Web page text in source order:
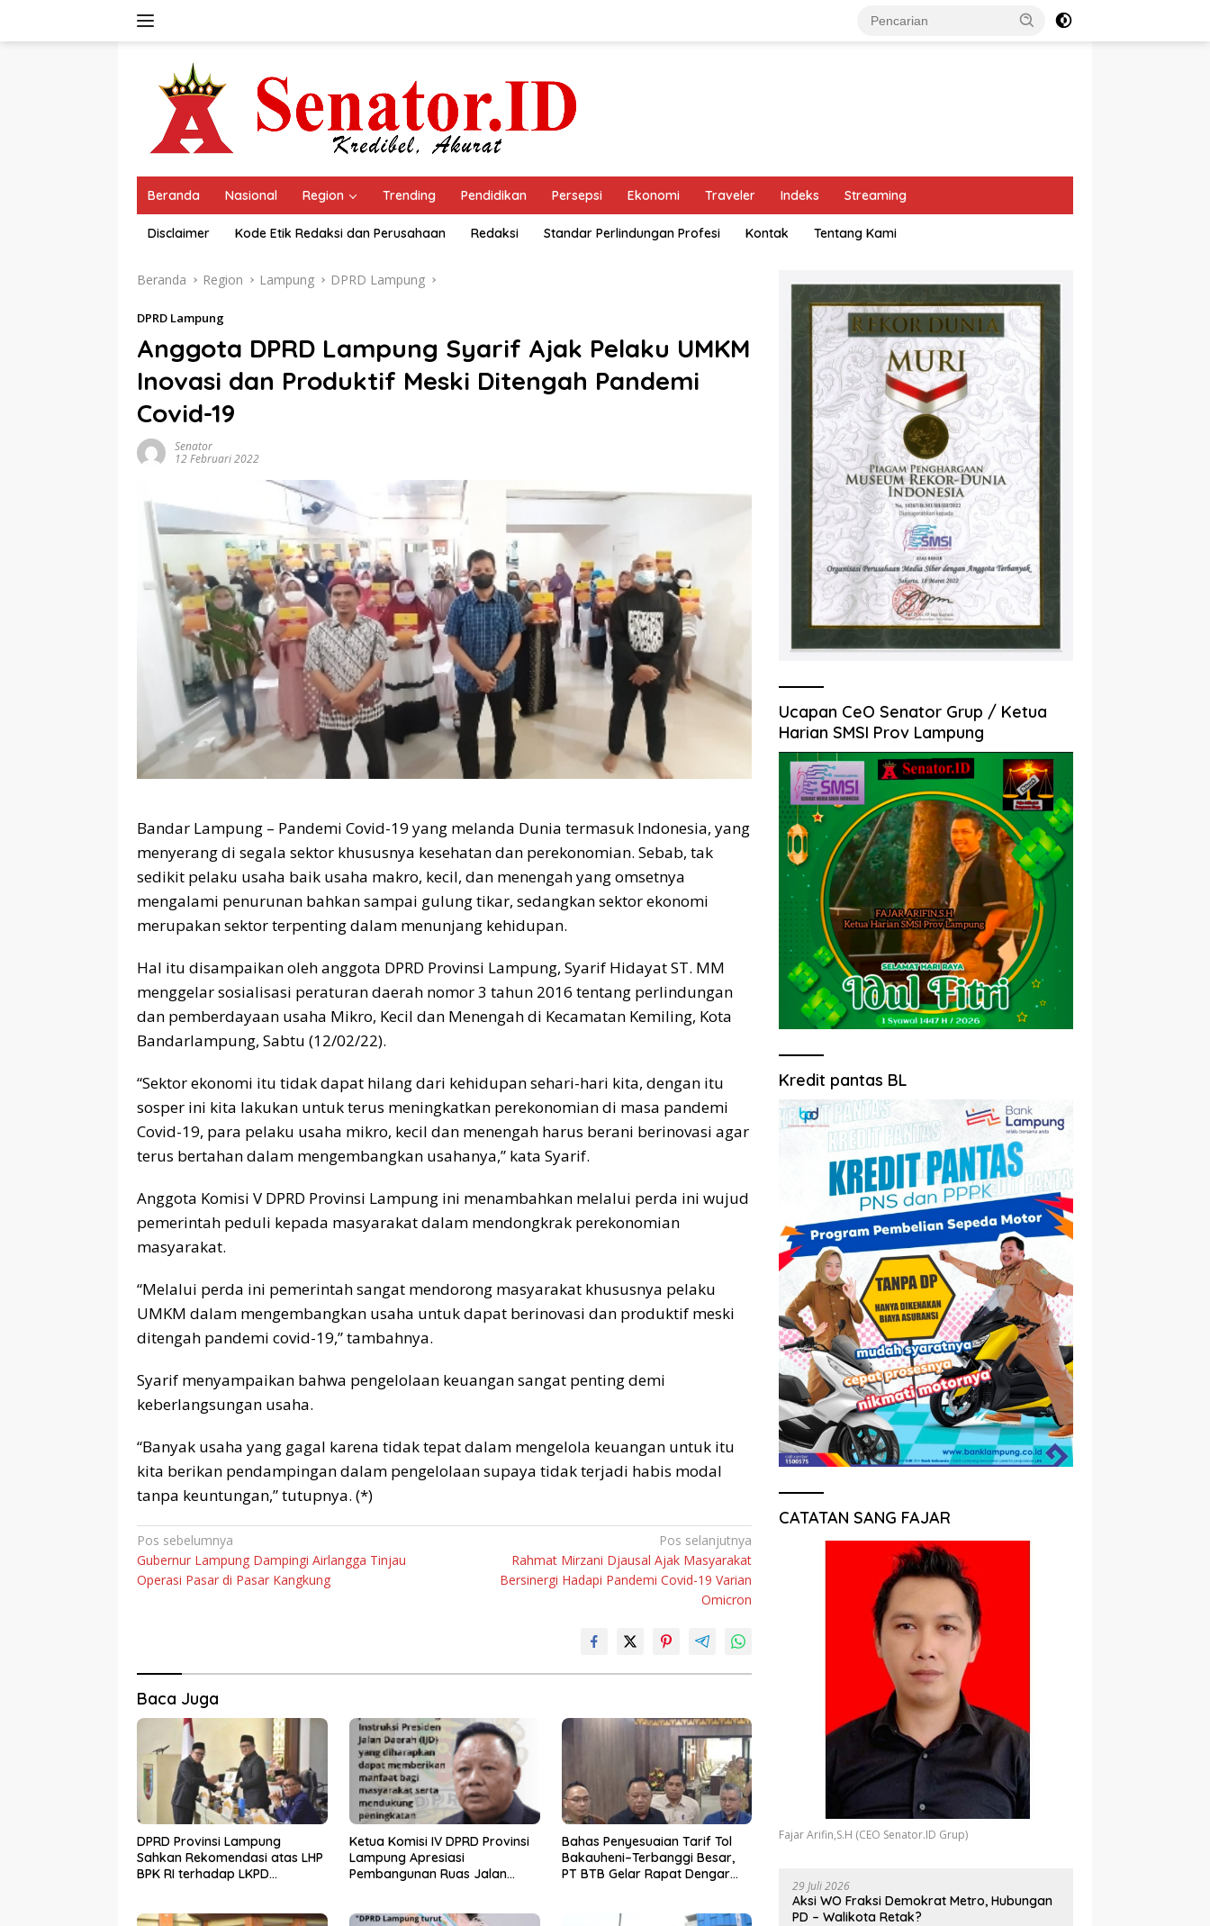
Beranda Nasional Region Trending Pendidikan Persepsi Ekonomi Traveler Indeks Streaming
Disclaimer Kode Etik Redaksi dan Perusahaan Redaksi Standar Perlindungan Profesi Kontak Tentang Kami
Beranda Region Lampung DPRD Lampung
DPRD Lampung
Anggota DPRD Lampung Syarif Ajak Pelaku UMKM
Inovasi dan Produktif Meski Ditengah Pandemi
Covid-19
Senator
12 Februari 2022
Bandar Lampung – Pandemi Covid-19 yang melanda Dunia termasuk Indonesia, yang
menyerang di segala sektor khususnya kesehatan dan perekonomian. Sebab, tak
sedikit pelaku usaha baik usaha makro, kecil, dan menengah yang omsetnya
mengalami penurunan bahkan sampai gulung tikar, sedangkan sektor ekonomi
merupakan sektor terpenting dalam menunjang kehidupan.
Hal itu disampaikan oleh anggota DPRD Provinsi Lampung, Syarif Hidayat ST. MM
menggelar sosialisasi peraturan daerah nomor 3 tahun 2016 tentang perlindungan
dan pemberdayaan usaha Mikro, Kecil dan Menengah di Kecamatan Kemiling, Kota
Bandarlampung, Sabtu (12/02/22).
“Sektor ekonomi itu tidak dapat hilang dari kehidupan sehari-hari kita, dengan itu
sosper ini kita lakukan untuk terus meningkatkan perekonomian di masa pandemi
Covid-19, para pelaku usaha mikro, kecil dan menengah harus berani berinovasi agar
terus bertahan dalam mengembangkan usahanya,” kata Syarif.
Anggota Komisi V DPRD Provinsi Lampung ini menambahkan melalui perda ini wujud
pemerintah peduli kepada masyarakat dalam mendongkrak perekonomian
masyarakat.
“Melalui perda ini pemerintah sangat mendorong masyarakat khususnya pelaku
UMKM dalam mengembangkan usaha untuk dapat berinovasi dan produktif meski
ditengah pandemi covid-19,” tambahnya.
Syarif menyampaikan bahwa pengelolaan keuangan sangat penting demi
keberlangsungan usaha.
“Banyak usaha yang gagal karena tidak tepat dalam mengelola keuangan untuk itu
kita berikan pendampingan dalam pengelolaan supaya tidak terjadi habis modal
tanpa keuntungan,” tutupnya. (*)
Navigasi
pos
Pos sebelumnya
Gubernur Lampung Dampingi Airlangga Tinjau
Operasi Pasar di Pasar Kangkung
Pos selanjutnya
Rahmat Mirzani Djausal Ajak Masyarakat
Bersinergi Hadapi Pandemi Covid-19 Varian
Omicron
Baca Juga
DPRD Provinsi Lampung
Sahkan Rekomendasi atas LHP
BPK RI terhadap LKPD
Ketua Komisi IV DPRD Provinsi
Lampung Apresiasi
Pembangunan Ruas Jalan
Bahas Penyesuaian Tarif Tol
Bakauheni–Terbanggi Besar,
PT BTB Gelar Rapat Dengar
Ucapan CeO Senator Grup / Ketua
Harian SMSI Prov Lampung
Kredit pantas BL
CATATAN SANG FAJAR
Fajar Arifin,S.H (CEO Senator.ID Grup)
29 Juli 2026
Aksi WO Fraksi Demokrat Metro, Hubungan
PD – Walikota Retak?